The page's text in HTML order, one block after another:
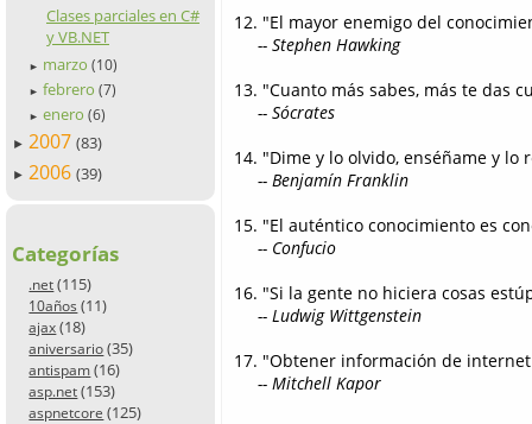
Clases parciales en C#
y VB.NET
► marzo (10)
► febrero (7)
► enero (6)
► 2007 (83)
► 2006 (39)
Categorías
.net (115)
10años (11)
ajax (18)
aniversario (35)
antispam (16)
asp.net (153)
aspnetcore (125)
12. "El mayor enemigo del
-- Stephen Hawking
13. "Cuanto más sabes, más te das
-- Sócrates
14. "Dime y lo olvido, enséñame y
-- Benjamín Franklin
15. "El auténtico conocimiento es
-- Confucio
16. "Si la gente no hiciera cosas
-- Ludwig Wittgenstein
17. "Obtener información de
-- Mitchell Kapor